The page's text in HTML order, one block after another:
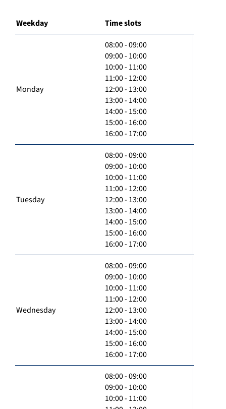
Weekday Time slots
Monday
08:00 - 09:00
09:00 - 10:00
10:00 - 11:00
11:00 - 12:00
12:00 - 13:00
13:00 - 14:00
14:00 - 15:00
15:00 - 16:00
16:00 - 17:00
Tuesday
08:00 - 09:00
09:00 - 10:00
10:00 - 11:00
11:00 - 12:00
12:00 - 13:00
13:00 - 14:00
14:00 - 15:00
15:00 - 16:00
16:00 - 17:00
Wednesday
08:00 - 09:00
09:00 - 10:00
10:00 - 11:00
11:00 - 12:00
12:00 - 13:00
13:00 - 14:00
14:00 - 15:00
15:00 - 16:00
16:00 - 17:00
08:00 - 09:00
09:00 - 10:00
10:00 - 11:00